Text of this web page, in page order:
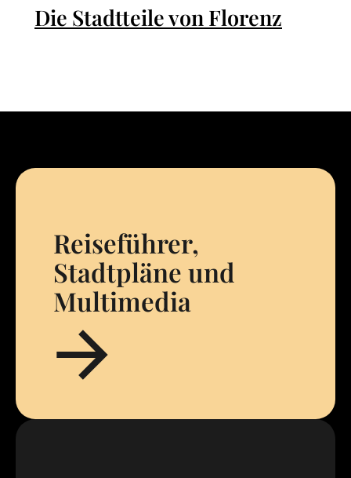
Die Stadtteile von Florenz
Reiseführer,
Stadtpläne und
Multimedia